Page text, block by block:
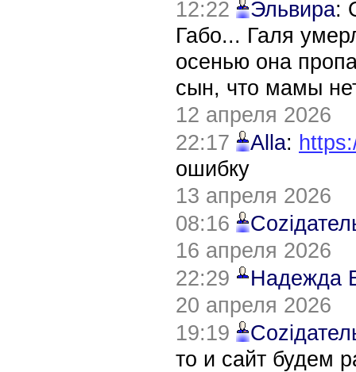
12:22
Эльвира:
Габо... Галя
осенью она
сын, что мамы
12 апреля 2026
22:17
Alla:
ошибку
13 апреля 2026
08:16
16 апреля 2026
22:29
Надежда
20 апреля 2026
19:19
то и сайт будем